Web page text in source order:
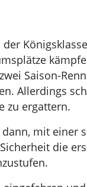
Saison-
Allerdings
zu ergattern.
mit einer
die